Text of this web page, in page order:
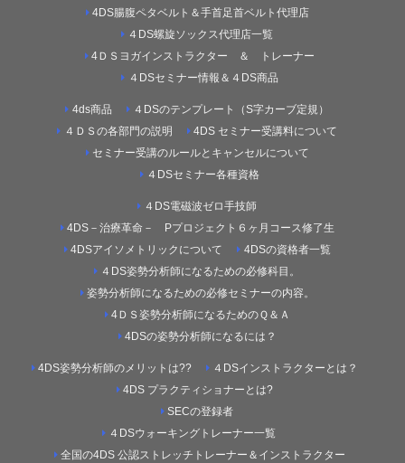
4DS腸腹ペタベルト＆手首足首ベルト代理店
４DS螺旋ソックス代理店一覧
4ＤＳヨガインストラクター ＆ トレーナー
４DSセミナー情報＆４DS商品
4ds商品
４DSのテンプレート（S字カーブ定規）
４ＤＳの各部門の説明
4DS セミナー受講料について
セミナー受講のルールとキャンセルについて
４DSセミナー各種資格
４DS電磁波ゼロ手技師
4DS－治療革命－ Pプロジェクト６ヶ月コース修了生
4DSアイソメトリックについて
4DSの資格者一覧
４DS姿勢分析師になるための必修科目。
姿勢分析師になるための必修セミナーの内容。
4ＤＳ姿勢分析師になるためのＱ＆Ａ
4DSの姿勢分析師になるには？
4DS姿勢分析師のメリットは??
４DSインストラクターとは？
4DS プラクティショナーとは?
SECの登録者
４DSウォーキングトレーナー一覧
全国の4DS 公認ストレッチトレーナー＆インストラクター